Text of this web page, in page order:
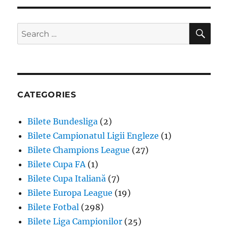
Search
for:
CATEGORIES
Bilete Bundesliga (2)
Bilete Campionatul Ligii Engleze (1)
Bilete Champions League (27)
Bilete Cupa FA(1)
Bilete Cupa Italiană (7)
Bilete Europa League (19)
Bilete Fotbal (298)
Bilete Liga Campionilor (25)